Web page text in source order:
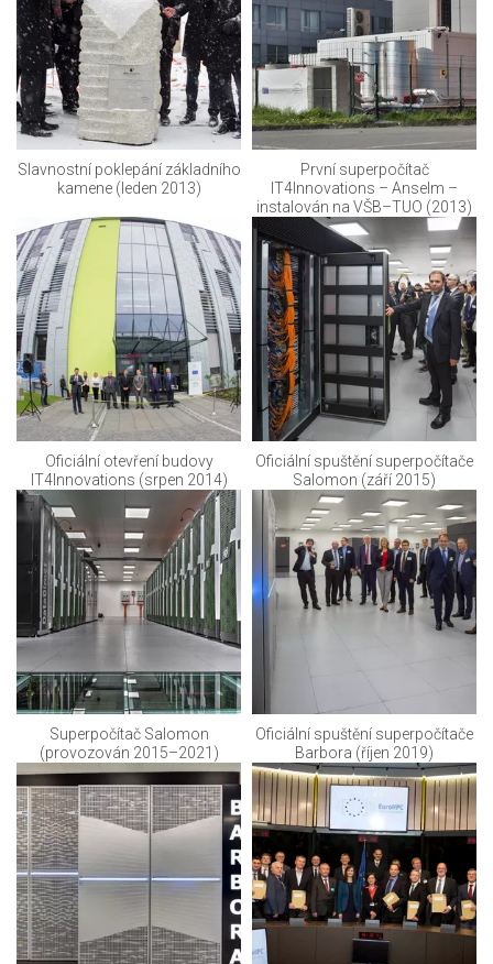
Slavnostní poklepání základního
kamene (leden 2013)
První superpočítač
IT4Innovations – Anselm –
instalován na VŠB–TUO (2013)
Oficiální otevření budovy
IT4Innovations (srpen 2014)
Oficiální spuštění superpočítače
Salomon (září 2015)
Superpočítač Salomon
(provozován 2015–2021)
Oficiální spuštění superpočítače
Barbora (říjen 2019)